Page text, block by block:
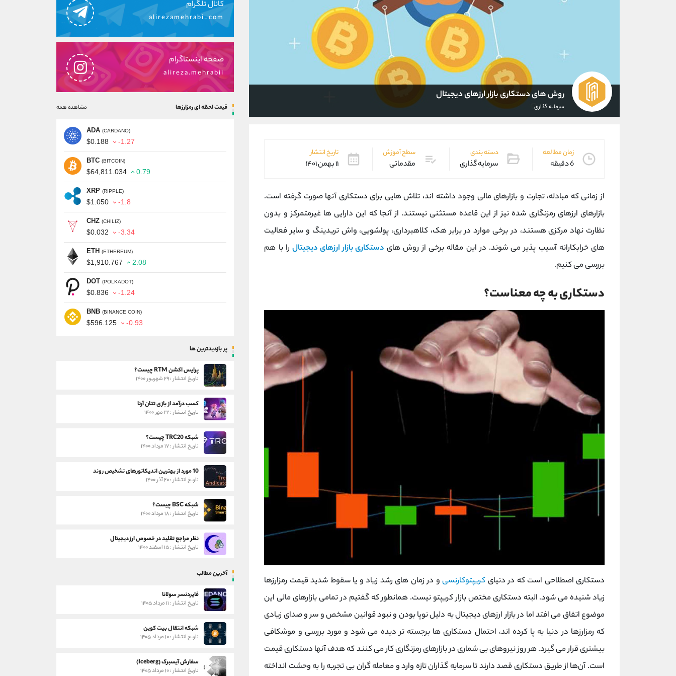
روش های دستکاری بازار ارزهای دیجیتال
سرمایه گذاری
زمان مطالعه
6 دقیقه
دسته بندی
سرمایه گذاری
سطح آموزش
مقدماتی
تاریخ انتشار
۱۱ بهمن ۱۴۰۱
از زمانی که مبادله، تجارت و بازارهای مالی وجود داشته ‌اند، تلاش‌ هایی برای دستکاری آنها صورت گرفته است.
بازارهای ارزهای رمزنگاری شده نیز از این قاعده مستثنی نیستند. از آنجا که این دارایی ها غیرمتمرکز و بدون
نظارت نهاد مرکزی هستند، در برخی موارد در برابر هک، کلاهبرداری، پولشویی، واش تریدینگ و سایر فعالیت‌
های خرابکارانه آسیب‌ پذیر می‌‌ شوند. در این مقاله برخی از روش‌ های دستکاری بازار ارزهای دیجیتال را با هم
بررسی می‌ کنیم.
دستکاری به چه معناست؟
دستکاری اصطلاحی است که در دنیای کریپتوکارنسیو در زمان‌ های رشد زیاد و یا سقوط شدید قیمت رمزارزها
زیاد شنیده می ‌شود. البته دستکاری مختص بازار کریپتو نیست. همانطور که گفتیم در تمامی بازارهای مالی این
موضوع اتفاق می ‌افتد اما در بازار ارزهای دیجیتال به دلیل نوپا بودن و نبود قوانین مشخص و سر و صدای زیادی
که رمزارزها در دنیا به پا کرده اند، احتمال دستکاری ‌ها برجسته‌ تر دیده می‌ شود و مورد بررسی و موشکافی
بیشتری قرار می‌ گیرد. هر روز نیروهای بی شماری در بازارهای رمزنگاری کار می کنند که هدف آنها دستکاری قیمت
است. آن‌ها از طریق دستکاری قصد دارند تا سرمایه گذاران تازه وارد و معامله گران بی تجربه را به وحشت انداخته
کانال تلگرام
alirezamehrabi_com
صفحه اینستاگرام
alireza.mehrabii
قیمت لحظه ای رمزارزها مشاهده همه
ADA (CARDANO)
$0.188 -1.27
BTC (BITCOIN)
$64,811.034 0.79
XRP (RIPPLE)
$1.050 -1.8
CHZ (CHILIZ)
$0.032 -3.34
ETH (ETHEREUM)
$1,910.767 2.08
DOT (POLKADOT)
$0.836 -1.24
BNB (BINANCE COIN)
$596.125 -0.93
پر بازدیدترین ها
پرایس اکشن RTM چیست؟
تاریخ انتشار : ۲۹ شهریور ۱۴۰۰
کسب درآمد از بازی تتان آرنا
تاریخ انتشار : ۲۲ مهر ۱۴۰۰
شبکه TRC20 چیست؟
تاریخ انتشار : ۱۷ مرداد ۱۴۰۰
10 مورد از بهترین اندیکاتورهای تشخیص روند
تاریخ انتشار : ۲۰ آذر ۱۴۰۰
شبکه BSC چیست؟
تاریخ انتشار : ۱۸ مرداد ۱۴۰۰
نظر مراجع تقلید در خصوص ارز دیجیتال
تاریخ انتشار : ۱۵ اسفند ۱۴۰۰
آخرین مطالب
فایردنسر سولانا
تاریخ انتشار : ۱۱ مرداد ۱۴۰۵
شبکه انتقال بیت کوین
تاریخ انتشار : ۱۰ مرداد ۱۴۰۵
سفارش آیسبرگ (Iceberg)
تاریخ انتشار : ۱۰ مرداد ۱۴۰۵